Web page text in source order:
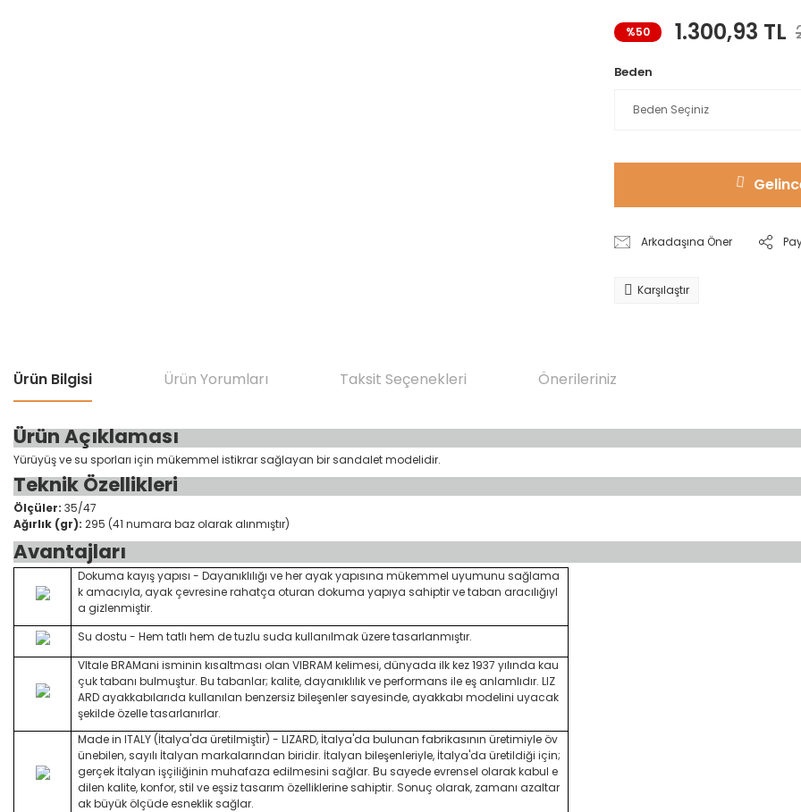
%50 1.300,93 TL
Beden
Arkadaşına Öner
Karşılaştır
Ürün Bilgisi Ürün Yorumları Taksit Seçenekleri Önerileriniz
Ürün Açıklaması
Yürüyüş ve su sporları için mükemmel istikrar sağlayan bir sandalet modelidir.
Teknik Özellikleri
Ölçüler: 35/47
Ağırlık (gr): 295 (41 numara baz olarak alınmıştır)
Avantajları
Dokuma kayış yapısı - Dayanıklılığı ve her ayak yapısına mükemmel uyumunu sağlama
k amacıyla, ayak çevresine rahatça oturan dokuma yapıya sahiptir ve taban aracılığıyl
a gizlenmiştir.
Su dostu - Hem tatlı hem de tuzlu suda kullanılmak üzere tasarlanmıştır.
Vltale BRAMani isminin kısaltması olan VIBRAM kelimesi, dünyada ilk kez 1937 yılında kau
çuk tabanı bulmuştur. Bu tabanlar; kalite, dayanıklılık ve performans ile eş anlamlıdır. LIZ
ARD ayakkabılarıda kullanılan benzersiz bileşenler sayesinde, ayakkabı modelini uyacak
şekilde özelle tasarlanırlar.
Made in ITALY (İtalya'da üretilmiştir) - LIZARD, İtalya'da bulunan fabrikasının üretimiyle öv
ünebilen, sayılı İtalyan markalarından biridir. İtalyan bileşenleriyle, İtalya'da üretildiği için;
gerçek İtalyan işçiliğinin muhafaza edilmesini sağlar. Bu sayede evrensel olarak kabul e
dilen kalite, konfor, stil ve eşsiz tasarım özelliklerine sahiptir. Sonuç olarak, zamanı azaltar
ak büyük ölçüde esneklik sağlar.